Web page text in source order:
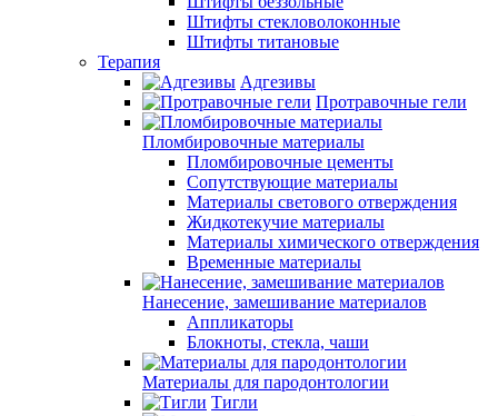
Штифты стекловолоконные
Штифты титановые
Терапия
Адгезивы
Протравочные гели
Пломбировочные материалы
Пломбировочные цементы
Сопутствующие материалы
Материалы светового отверждения
Жидкотекучие материалы
Материалы химического отверждения
Временные материалы
Нанесение, замешивание материалов
Аппликаторы
Блокноты, стекла, чаши
Материалы для пародонтологии
Тигли